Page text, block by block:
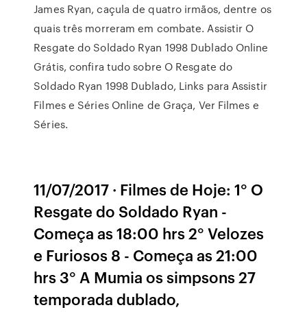
James Ryan, caçula de quatro irmãos, dentre os
quais três morreram em combate. Assistir O
Resgate do Soldado Ryan 1998 Dublado Online
Grátis, confira tudo sobre O Resgate do
Soldado Ryan 1998 Dublado, Links para Assistir
Filmes e Séries Online de Graça, Ver Filmes e
Séries.
11/07/2017 · Filmes de Hoje: 1° O
Resgate do Soldado Ryan -
Começa as 18:00 hrs 2° Velozes
e Furiosos 8 - Começa as 21:00
hrs 3° A Mumia os simpsons 27
temporada dublado,